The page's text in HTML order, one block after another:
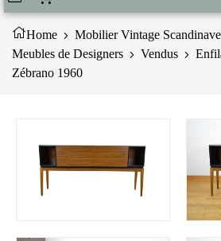
Home
Mobilier Vintage
Meubles de Designers
Vendus
Zébrano 1960